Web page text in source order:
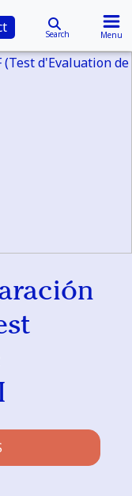
Search Menu